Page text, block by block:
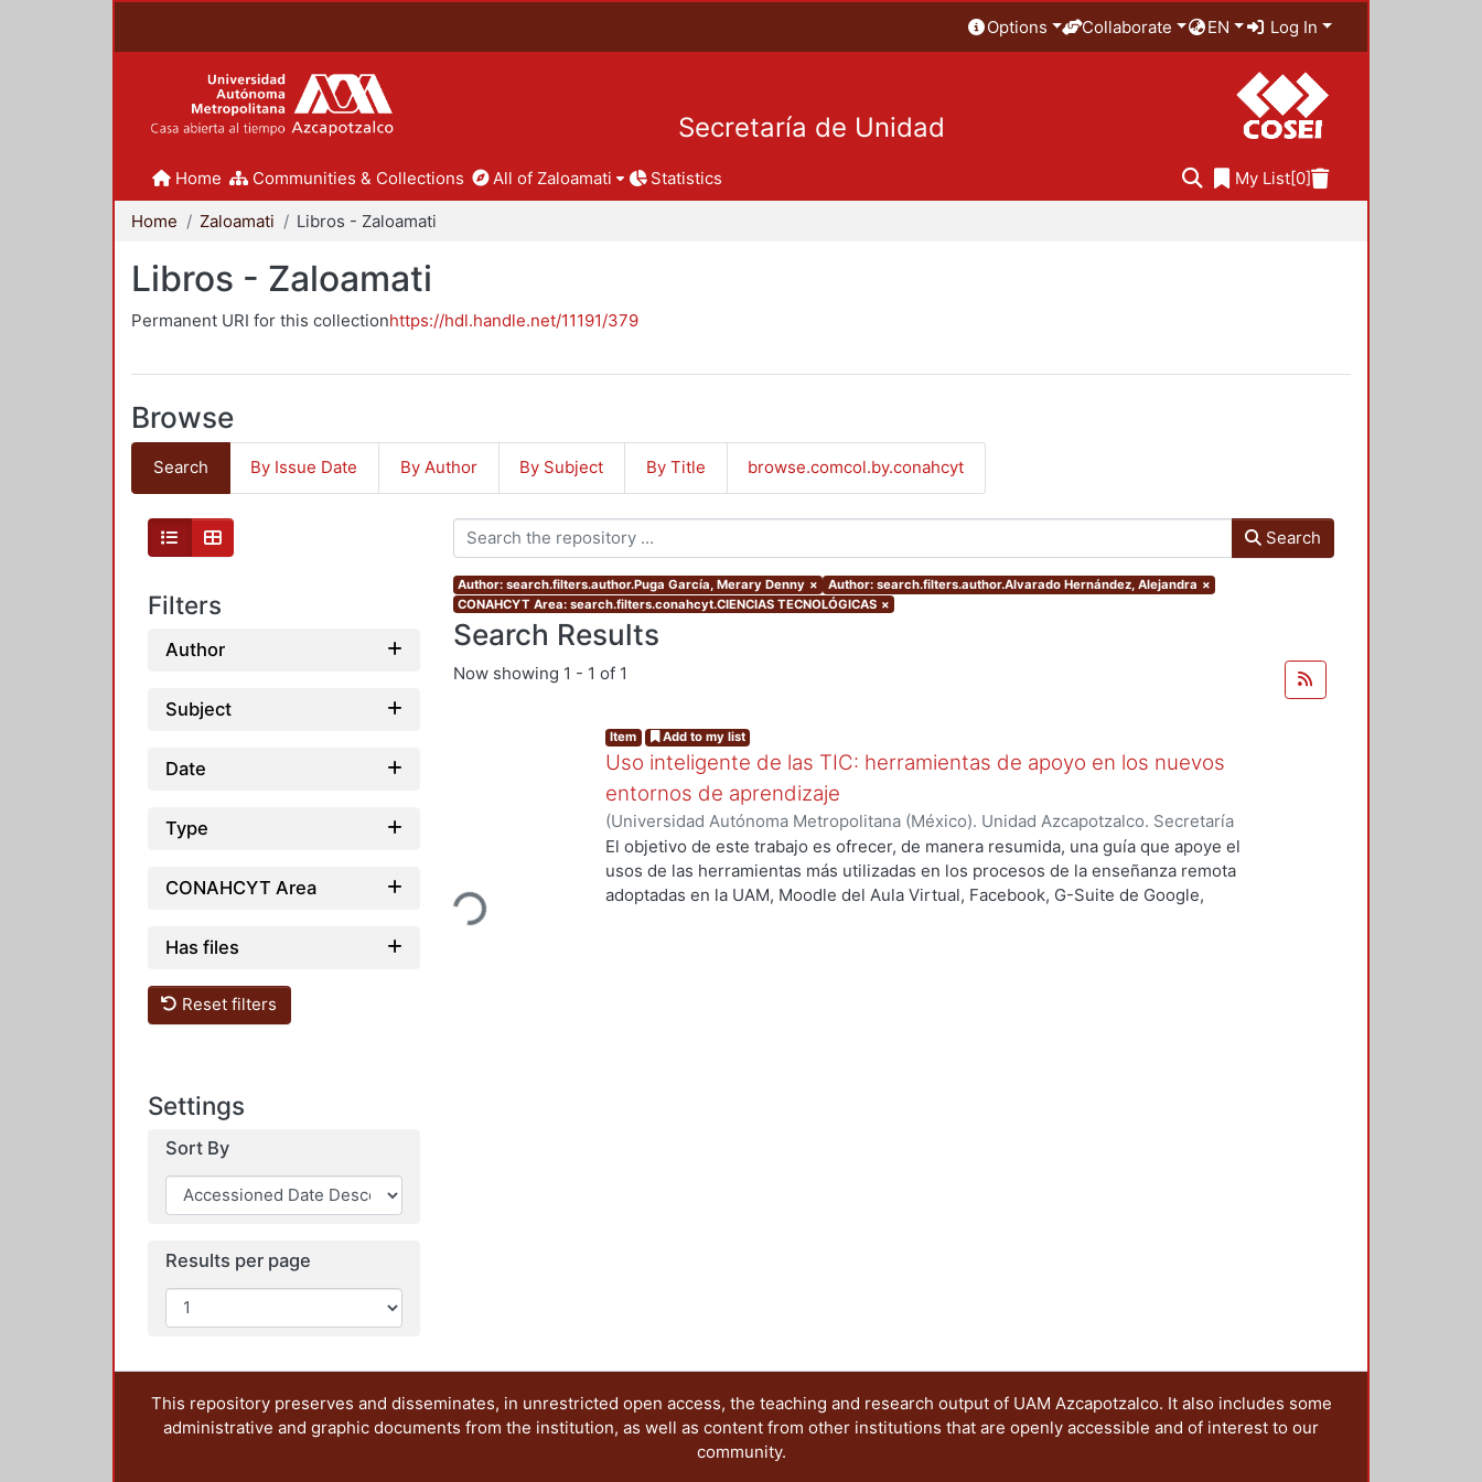
Options Collaborate EN Log In
Secretaría de Unidad
Home Communities & Collections All of Zaloamati Statistics My List[0]
Home Zaloamati Libros - Zaloamati
Libros - Zaloamati
Permanent URI for this collectionhttps://hdl.handle.net/11191/379
Browse
Search By Issue Date By Author By Subject By Title browse.comcol.by.conahcyt
Filters
Author
Subject
Date
Type
CONAHCYT Area
Has files
Reset filters
Settings
Sort By
Results per page
Search
Author: search.filters.author.Puga García, Merary Denny × Author: search.filters.author.Alvarado Hernández, Alejandra ×
CONAHCYT Area: search.filters.conahcyt.CIENCIAS TECNOLÓGICAS ×
Search Results
Now showing 1 - 1 of 1
Loading...
Item Add to my list
Uso inteligente de las TIC: herramientas de apoyo en los nuevos
entornos de aprendizaje
(Universidad Autónoma Metropolitana (México). Unidad Azcapotzalco. Secretaría
Académica.,2021) García Castro, María Beatriz;Orozco García, Paola Yatzel;Puga
García, Merary Denny;Martínez Morales, Mercedes Isabel;Alvarado Hernández,
Alejandra; Tarango de la Torre, Juan Carlos
El objetivo de este trabajo es ofrecer, de manera resumida, una guía que apoye el
usos de las herramientas más utilizadas en los procesos de la enseñanza remota
adoptadas en la UAM, Moodle del Aula Virtual, Facebook, G-Suite de Google,
This repository preserves and disseminates, in unrestricted open access, the teaching and research output of UAM Azcapotzalco. It also includes some
administrative and graphic documents from the institution, as well as content from other institutions that are openly accessible and of interest to our
community.